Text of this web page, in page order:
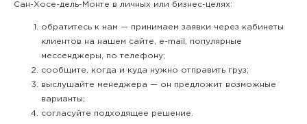
Сан-Хосе-дель-Монте в личных или бизнес-целях:
обратитесь к нам — принимаем заявки через кабинеты
клиентов на нашем сайте, e-mail, популярные
мессенджеры, по телефону;
сообщите, когда и куда нужно отправить груз;
выслушайте менеджера — он предложит возможные
варианты;
согласуйте подходящее решение.